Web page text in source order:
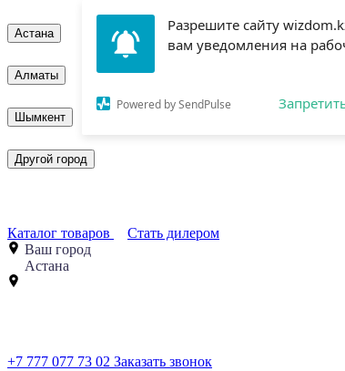
Разрешите сайту
вам уведомления на
Powered by SendPulse
Астана
Алматы
Шымкент
Другой город
Каталог товаров
Стать дилером
Ваш город
Астана
+7 777 077 73 02 Заказать звонок